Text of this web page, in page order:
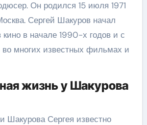
Он родился 15 июля 1971
Сергей Шакуров начал
кино в начале 1990-х годов и с
во многих известных фильмах и
жизнь у Шакурова
Шакурова Сергея известно